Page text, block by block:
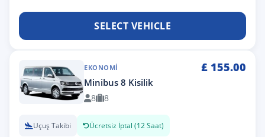
SELECT VEHICLE
EKONOMI £ 155.00
Minibus 8 Kisilik
8 8
Uçuş Takibi Ücretsiz İptal (12 Saat)